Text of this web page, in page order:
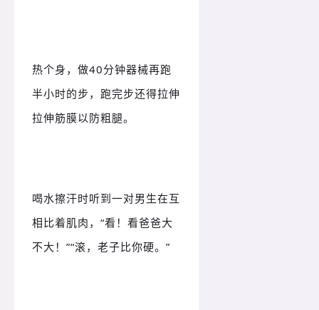
热个身，做40分钟器械再跑
半小时的步，跑完步还得拉伸
拉伸筋膜以防粗腿。
喝水擦汗时听到一对男生在互
相比着肌肉，“看！ 看爸爸大
不大！ ”“滚，老子比你硬。 ”